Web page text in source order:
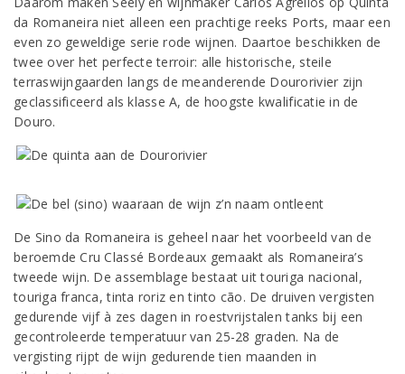
da Romaneira niet alleen een prachtige reeks Ports, maar een
even zo geweldige serie rode wijnen. Daartoe beschikken de
twee over het perfecte terroir: alle historische, steile
terraswijngaarden langs de meanderende Dourorivier zijn
geclassificeerd als klasse A, de hoogste kwalificatie in de
Douro.
De Sino da Romaneira is geheel naar het voorbeeld van de
beroemde Cru Classé Bordeaux gemaakt als Romaneira’s
tweede wijn. De assemblage bestaat uit touriga nacional,
touriga franca, tinta roriz en tinto cão. De druiven vergisten
gedurende vijf à zes dagen in roestvrijstalen tanks bij een
gecontroleerde temperatuur van 25-28 graden. Na de
vergisting rijpt de wijn gedurende tien maanden in